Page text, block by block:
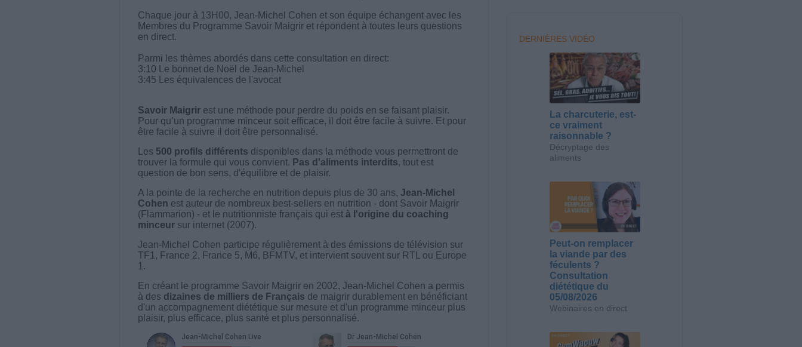
Chaque jour à 13H00, Jean-Michel Cohen et son équipe échangent avec les
Membres du Programme Savoir Maigrir et répondent à toutes leurs questions
en direct.
Parmi les thèmes abordés dans cette consultation en direct:
3:10 Le bonnet de Noël de Jean-Michel
3:45 Les équivalences de l'avocat
Savoir Maigrirest une méthode pour perdre du poids en se faisant plaisir.
Pour qu’un programme minceur soit efficace, il doit être facile à suivre. Et pour
être facile à suivre il doit être personnalisé.
Les 500 profils différents disponibles dans la méthode vous permettront de
trouver la formule qui vous convient. Pas d'aliments interdits, tout est
question de bon sens, d'équilibre et de plaisir.
A la pointe de la recherche en nutrition depuis plus de 30 ans, Jean-Michel
Cohen est auteur de nombreux best-sellers en nutrition - dont Savoir Maigrir
(Flammarion) - et le nutritionniste français qui est à l'origine du coaching
minceursur internet (2007).
Jean-Michel Cohen participe régulièrement à des émissions de télévision sur
TF1, France 2, France 5, M6, BFMTV, et intervient souvent sur RTL ou Europe
1.
En créant le programme Savoir Maigrir en 2002, Jean-Michel Cohen a permis
à des dizaines de milliers de Français de maigrir durablement en bénéficiant
d'un accompagnement diététique sur mesure et d'un programme minceur plus
plaisir, plus efficace, plus santé et plus personnalisé.
DERNIÈRES VIDÉO
La charcuterie, est-
ce vraiment
raisonnable ?
Décryptage des
aliments
Peut-on remplacer
la viande par des
féculents ?
Consultation
diététique du
05/08/2026
Webinaires en direct